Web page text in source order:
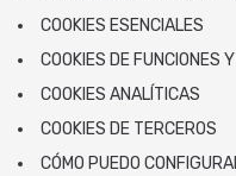
COOKIES ESENCIALES
COOKIES DE FUNCIONES
COOKIES ANALÍTICAS
COOKIES DE TERCEROS
CÓMO PUEDO